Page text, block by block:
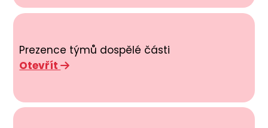
Prezence týmů dospělé části
Otevřít